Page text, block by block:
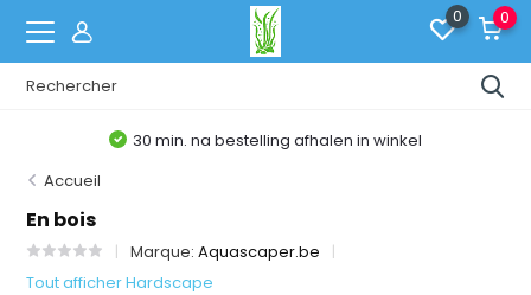
0 0
30 min. na bestelling afhalen in winkel
Accueil
En bois
Marque:Aquascaper.be
Tout afficher Hardscape